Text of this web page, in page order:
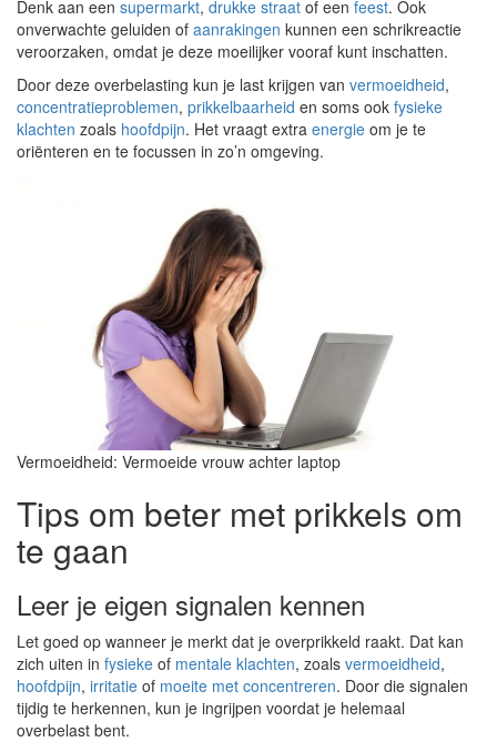
Denk aan een supermarkt, drukke straat of een feest. Ook
onverwachte geluiden of aanrakingen kunnen een schrikreactie
veroorzaken, omdat je deze moeilijker vooraf kunt inschatten.
Door deze overbelasting kun je last krijgen van vermoeidheid,
concentratieproblemen, prikkelbaarheid en soms ook fysieke
klachten zoals hoofdpijn. Het vraagt extra energie om je te
oriënteren en te focussen in zo’n omgeving.
Vermoeidheid: Vermoeide vrouw achter laptop
Tips om beter met prikkels om
te gaan
Leer je eigen signalen kennen
Let goed op wanneer je merkt dat je overprikkeld raakt. Dat kan
zich uiten in fysieke of mentale klachten, zoals vermoeidheid,
hoofdpijn, irritatie of moeite met concentreren. Door die signalen
tijdig te herkennen, kun je ingrijpen voordat je helemaal
overbelast bent.